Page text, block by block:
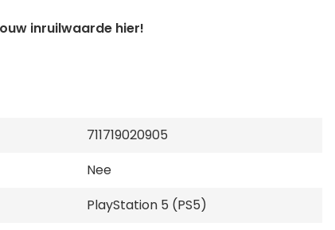
inruilwaarde hier!
711719020905
Nee
PlayStation 5 (PS5)